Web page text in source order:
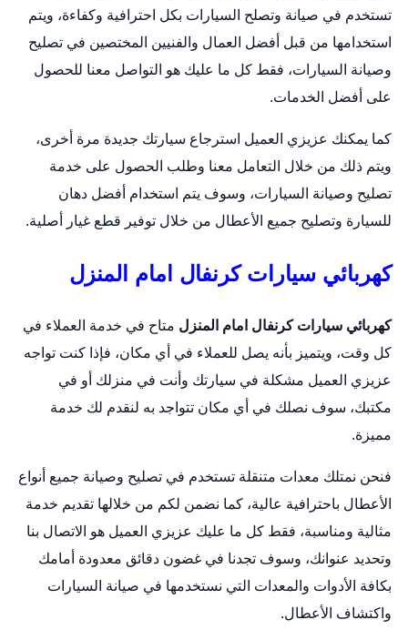
تستخدم في صيانة وتصلح السيارات بكل احترافية وكفاءة، ويتم
استخدامها من قبل أفضل العمال والفنيين المختصين في تصليح
وصيانة السيارات، فقط كل ما عليك هو التواصل معنا للحصول
على أفضل الخدمات.
كما يمكنك عزيزي العميل استرجاع سيارتك جديدة مرة أخرى،
ويتم ذلك من خلال التعامل معنا وطلب الحصول على خدمة
تصليح وصيانة السيارات، وسوف يتم استخدام أفضل دهان
للسيارة وتصليح جميع الأعطال من خلال توفير قطع غيار أصلية.
كهربائي سيارات كرنفال امام المنزل
كهربائي سيارات كرنفال امام المنزل متاح في خدمة العملاء في
كل وقت، ويتميز بأنه يصل للعملاء في أي مكان، فإذا كنت تواجه
عزيزي العميل مشكلة في سيارتك وأنت في منزلك أو في
مكتبك، سوف نصلك في أي مكان تتواجد به لنقدم لك خدمة
مميزة.
فنحن نمتلك معدات متنقلة تستخدم في تصليح وصيانة جميع أنواع
الأعطال باحترافية عالية، كما نضمن لكم من خلالها تقديم خدمة
مثالية ومناسبة، فقط كل ما عليك عزيزي العميل هو الاتصال بنا
وتحديد عنوانك، وسوف تجدنا في غضون دقائق معدودة أمامك
بكافة الأدوات والمعدات التي نستخدمها في صيانة السيارات
واكتشاف الأعطال.